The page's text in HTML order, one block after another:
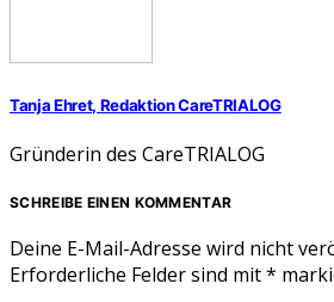
Tanja Ehret, Redaktion CareTRIALOG
Gründerin des CareTRIALOG
SCHREIBE EINEN KOMMENTAR
Deine E-Mail-Adresse wird nicht
Erforderliche Felder sind mit*